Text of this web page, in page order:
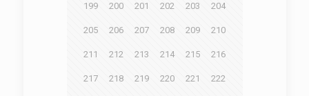
199 200 201 202 203 204
205 206 207 208 209 210
211 212 213 214 215 216
217 218 219 220 221 222